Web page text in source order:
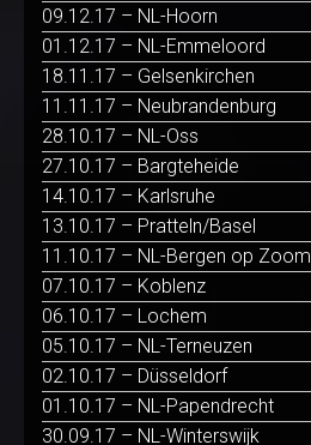
09.12.17 – NL-Hoorn
01.12.17 – NL-Emmeloord
18.11.17 – Gelsenkirchen
11.11.17 – Neubrandenburg
28.10.17 – NL-Oss
27.10.17 – Bargteheide
14.10.17 – Karlsruhe
13.10.17 – Pratteln/Basel
11.10.17 – NL-Bergen op Zoom
07.10.17 – Koblenz
06.10.17 – Lochem
05.10.17 – NL-Terneuzen
02.10.17 – Düsseldorf
01.10.17 – NL-Papendrecht
30.09.17 – NL-Winterswijk